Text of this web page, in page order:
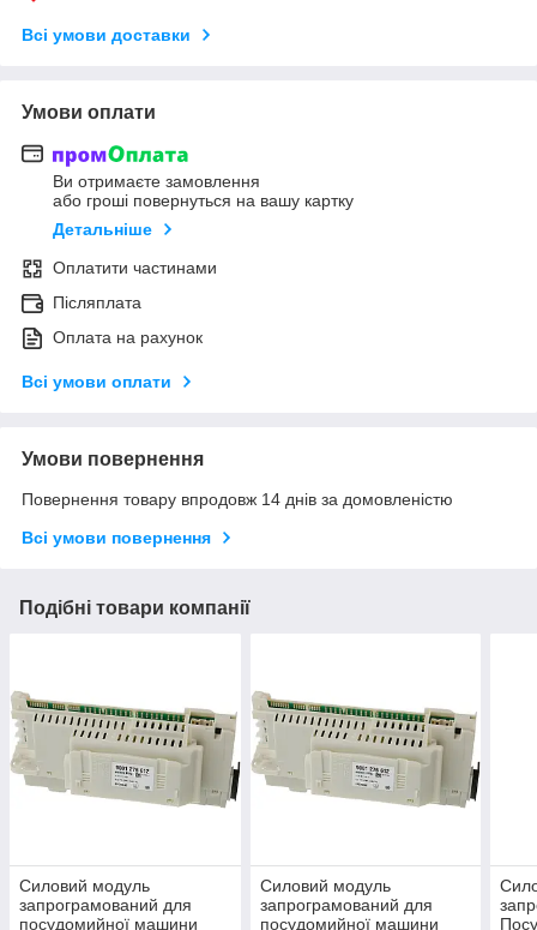
Всі умови доставки
Умови оплати
Ви отримаєте замовлення
або гроші повернуться на вашу картку
Детальніше
Оплатити частинами
Післяплата
Оплата на рахунок
Всі умови оплати
Умови повернення
Повернення товару впродовж 14 днів за домовленістю
Всі умови повернення
Подібні товари компанії
Силовий модуль
запрограмований для
посудомийної машини
Силовий модуль
запрограмований для
посудомийної машини